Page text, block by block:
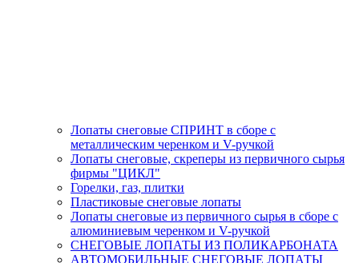
Лопаты снеговые СПРИНТ в сборе с
металлическим черенком и V-ручкой
Лопаты снеговые, скреперы из первичного сырья
фирмы "ЦИКЛ"
Горелки, газ, плитки
Пластиковые снеговые лопаты
Лопаты снеговые из первичного сырья в сборе с
алюминиевым черенком и V-ручкой
СНЕГОВЫЕ ЛОПАТЫ ИЗ ПОЛИКАРБОНАТА
АВТОМОБИЛЬНЫЕ СНЕГОВЫЕ ЛОПАТЫ